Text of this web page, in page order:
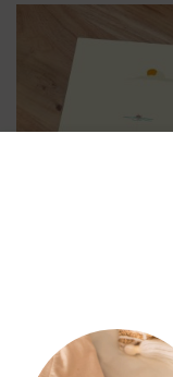
Marseille
à partir de0,00€